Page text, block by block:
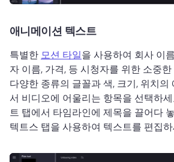
애니메이션 텍스트
특별한 모션 타일을 사용하여 회사 이
자 이름, 가격, 등 시청자를 위한 소중
다양한 종류의 글꼴과 색, 크기, 위치의
서 비디오에 어울리는 항목을 선택하
트 탭에서 타임라인에 제목을 끌어다
텍트스 탭을 사용하여 텍스트를 편집